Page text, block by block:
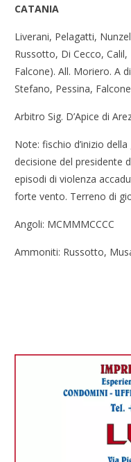
CATANIA
Liverani, Pelagatti,
Russotto, Di Cecco, Calil,
Falcone). All. Moriero. A
Stefano, Pessina,
Arbitro Sig. D’Apice di
Note: fischio d’inizio
decisione del presidente
episodi di violenza
forte vento. Terreno di
Angoli: MCMMMCCCC
Ammoniti: Russotto,